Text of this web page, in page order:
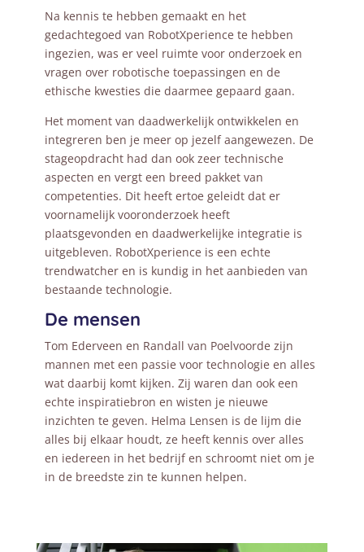
Na kennis te hebben gemaakt en het
gedachtegoed van RobotXperience te hebben
ingezien, was er veel ruimte voor onderzoek en
vragen over robotische toepassingen en de
ethische kwesties die daarmee gepaard gaan.
Het moment van daadwerkelijk ontwikkelen en
integreren ben je meer op jezelf aangewezen. De
stageopdracht had dan ook zeer technische
aspecten en vergt een breed pakket van
competenties. Dit heeft ertoe geleidt dat er
voornamelijk vooronderzoek heeft
plaatsgevonden en daadwerkelijke integratie is
uitgebleven. RobotXperience is een echte
trendwatcher en is kundig in het aanbieden van
bestaande technologie.
De mensen
Tom Ederveen en Randall van Poelvoorde zijn
mannen met een passie voor technologie en alles
wat daarbij komt kijken. Zij waren dan ook een
echte inspiratiebron en wisten je nieuwe
inzichten te geven. Helma Lensen is de lijm die
alles bij elkaar houdt, ze heeft kennis over alles
en iedereen in het bedrijf en schroomt niet om je
in de breedste zin te kunnen helpen.